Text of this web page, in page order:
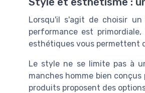
Lorsqu'il s'agit de choisir
performance est
esthétiques vous permettent
Le style ne se limite pas à
manches homme bien
produits proposent des